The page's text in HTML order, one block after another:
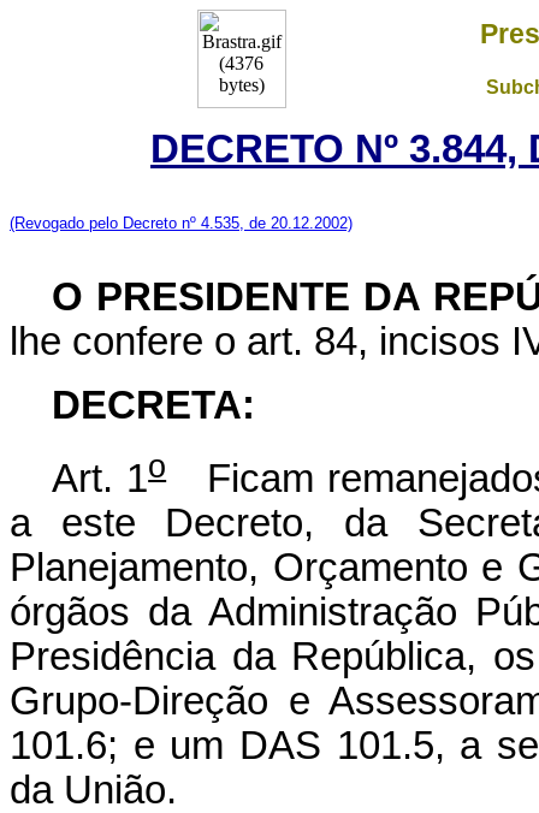
DECRETO Nº
(Revogado pelo Decreto nº 4.535, de 20.12.2002)
O PRESIDENTE DA
lhe confere o art. 84, incisos
DECRETA:
Art. 1oFicam
a este Decreto, da
Planejamento, Orçamento e
órgãos da Administração
Presidência da República,
Grupo-Direção e
101.6; e um DAS 101.5, a
da União.